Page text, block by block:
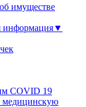
имуществе
информация▼
COVID 19
медицинскую